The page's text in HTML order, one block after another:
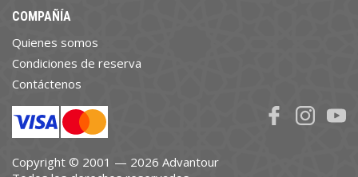
COMPAÑÍA
Quienes somos
Condiciones de reserva
Contáctenos
Copyright © 2001 — 2026 Advantour